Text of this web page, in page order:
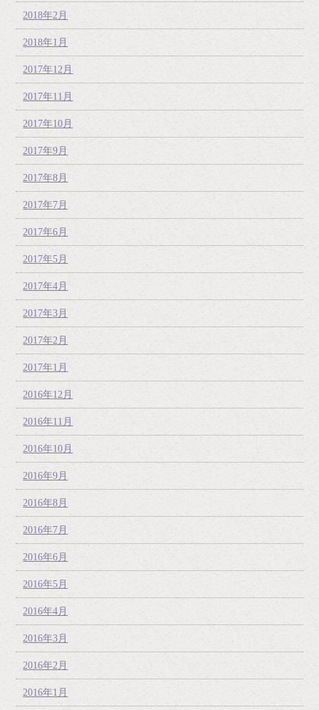
2018年2月
2018年1月
2017年12月
2017年11月
2017年10月
2017年9月
2017年8月
2017年7月
2017年6月
2017年5月
2017年4月
2017年3月
2017年2月
2017年1月
2016年12月
2016年11月
2016年10月
2016年9月
2016年8月
2016年7月
2016年6月
2016年5月
2016年4月
2016年3月
2016年2月
2016年1月